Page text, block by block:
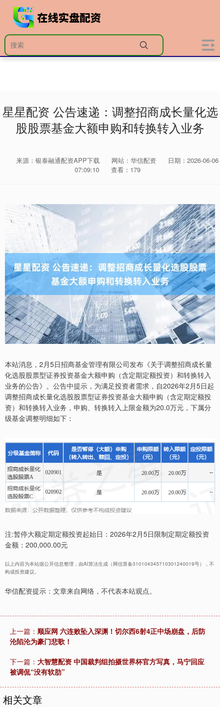
星星配资 公告速递：调整招商成长量化选
股股票基金大额申购和转换转入业务
来源：银泰融通配资APP下载 网站：华信配资
日期：2026-06-06
07:09:10
查看：179
本站消息，2月5日招商基金管理有限公司发布《关于调整招商成长量
化选股股票型证券投资基金大额申购（含定期定额投资）和转换转入
业务的公告》。公告中提示，为满足投资者需求，自2026年2月5日起
调整招商成长量化选股股票型证券投资基金大额申购（含定期定额投
资）和转换转入业务，申购、转换转入上限金额为20.0万元，下属分
级基金调整明细如下：
注:暂停大额定期定额投资起始日：2026年2月5日限制定期定额投资
金额：200,000.00元
以上内容为本站据公开信息整理，由AI算法生成（网信算备310104345710301240019号），不
构成投资建议。
华信配资提示：文章来自网络，不代表本站观点。
上一篇： 顺应网 六连败坠入深渊！切尔西6射4正中场崩盘，后防
沦陷沦为豪门悲歌！
下一篇： 大智慧配资 中国裁判组拍摄世界杯官方写真，马宁回应
被调侃“没有软肋”
相关文章